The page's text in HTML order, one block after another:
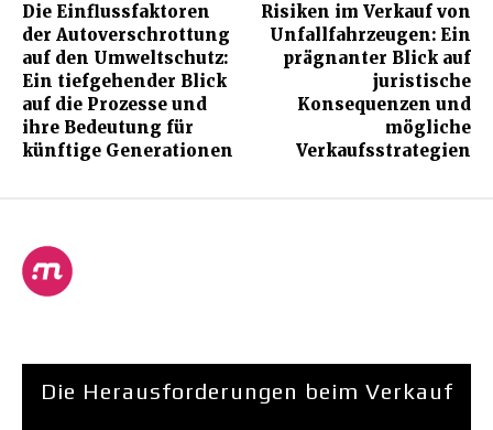
Die Einflussfaktoren
der Autoverschrottung
auf den Umweltschutz:
Ein tiefgehender Blick
auf die Prozesse und
ihre Bedeutung für
künftige Generationen
Risiken im Verkauf von
Unfallfahrzeugen: Ein
prägnanter Blick auf
juristische
Konsequenzen und
mögliche
Verkaufsstrategien
Die Herausforderungen beim Verkauf